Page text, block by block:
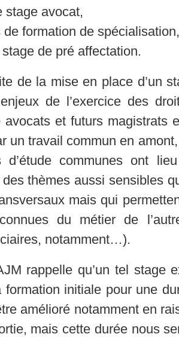
stage avocat,
formation de spécialisation,
de pré affectation.
de la mise en place d’un
de l’exercice des
et futurs magistrats
un travail commun en
d’étude communes ont
thèmes aussi sensibles
mais qui
du métier de
notamment…).
rappelle qu’un tel stage
formation initiale pour une
amélioré notamment en
mais cette durée nous